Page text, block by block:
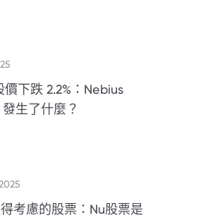
價下跌 2.2%：Nebius
生了什麼？
考慮的股票：Nu股票是